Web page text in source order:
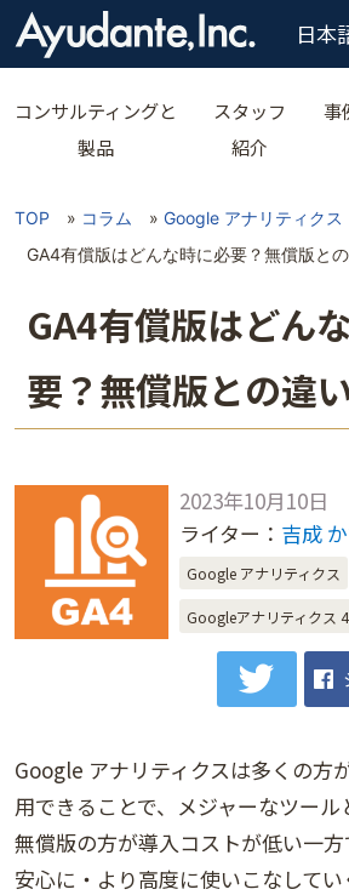
日本
コンサルティングと
製品
スタッフ
紹介
事
TOP » コラム » Google アナリティクス
GA4有償版はどんな時に必要？無償版と
GA4有償版はどん
要？無償版との違
2023年10月10日
ライター： 吉成
Google アナリティクス
Googleアナリティクス
Google アナリティクスは多くの方
用できることで、メジャーなツール
無償版の方が導入コストが低い一
安心に・より高度に使いこなして